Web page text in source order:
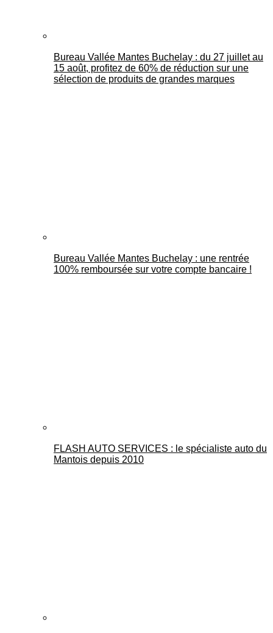
Bureau Vallée Mantes Buchelay : du 27 juillet au
15 août, profitez de 60% de réduction sur une
sélection de produits de grandes marques
Bureau Vallée Mantes Buchelay : une rentrée
100% remboursée sur votre compte bancaire !
FLASH AUTO SERVICES : le spécialiste auto du
Mantois depuis 2010